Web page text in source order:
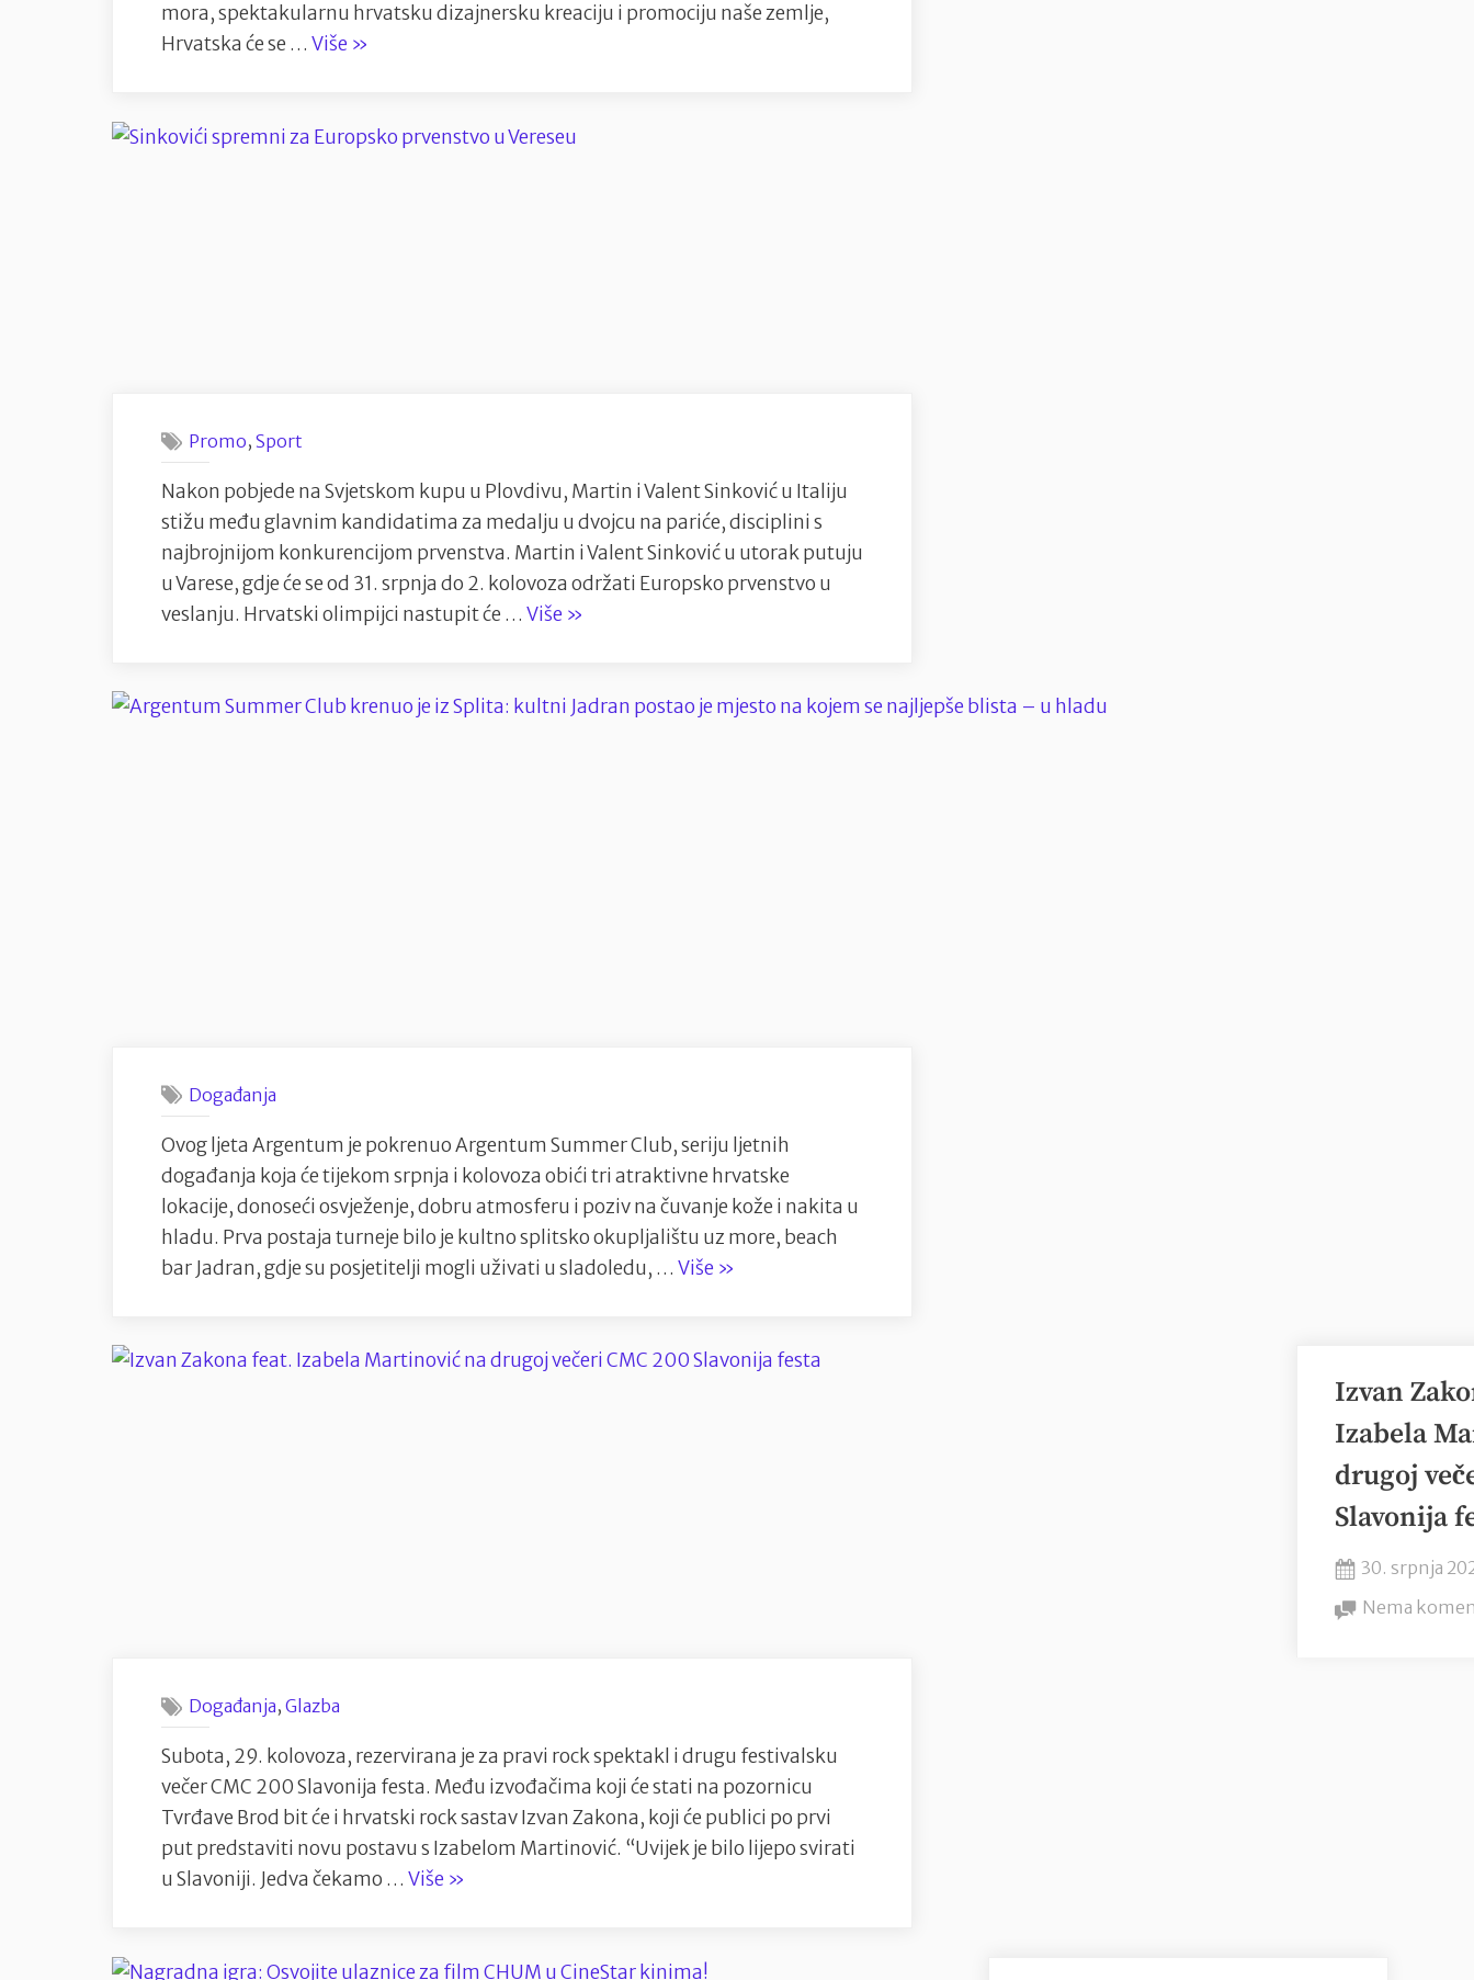
mora, spektakularnu hrvatsku dizajnersku kreaciju i promociju naše zemlje,
Hrvatska će se … Više “Miss
u
i
zaštiti
okoliša
te
haljinu
milijuna
»
Promo,Sport
Nakon pobjede na Svjetskom kupu u Plovdivu, Martin i Valent Sinković u Italiju
stižu među glavnim kandidatima za medalju u dvojcu na pariće, disciplini s
najbrojnijom konkurencijom prvenstva. Martin i Valent Sinković u utorak putuju
u Varese, gdje će se od 31. srpnja do 2. kolovoza održati Europsko prvenstvo u
veslanju. Hrvatski olimpijci nastupit će … Više “Sinkovići
Europsko
»
Događanja
Ovog ljeta Argentum je pokrenuo Argentum Summer Club, seriju ljetnih
događanja koja će tijekom srpnja i kolovoza obići tri atraktivne hrvatske
lokacije, donoseći osvježenje, dobru atmosferu i poziv na čuvanje kože i nakita u
hladu. Prva postaja turneje bilo je kultno splitsko okupljalištu uz more, beach
bar Jadran, gdje su posjetitelji mogli uživati u sladoledu, … Više “Argentum
krenuo
blista
–
u
hladu”
»
Izvan
Izabela
drugoj
Slavonija
Posted
on
30. srpnja
Nema
Događanja,Glazba
Subota, 29. kolovoza, rezervirana je za pravi rock spektakl i drugu festivalsku
večer CMC 200 Slavonija festa. Među izvođačima koji će stati na pozornicu
Tvrđave Brod bit će i hrvatski rock sastav Izvan Zakona, koji će publici po prvi
put predstaviti novu postavu s Izabelom Martinović. “Uvijek je bilo lijepo svirati
u Slavoniji. Jedva čekamo … Više “Izvan
Izabela
»